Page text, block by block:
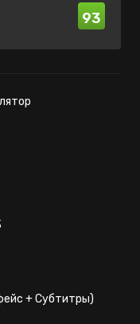
93
+ Субтитры)